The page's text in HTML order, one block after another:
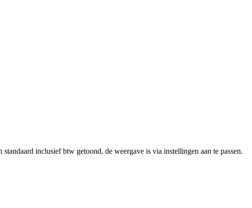
standaard inclusief btw getoond, de weergave is via instellingen aan te passen.